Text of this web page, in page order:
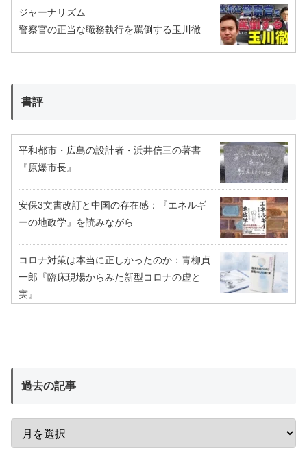
ジャーナリズム
警察官の正当な職務執行を罵倒する玉川徹
書評
平和都市・広島の設計者・浜井信三の著書
『原爆市長』
安保3文書改訂と中国の存在感：『エネルギ
ーの地政学』を読みながら
コロナ対策は本当に正しかったのか：青柳貞
一郎『臨床現場からみた新型コロナの虚と
実』
過去の記事